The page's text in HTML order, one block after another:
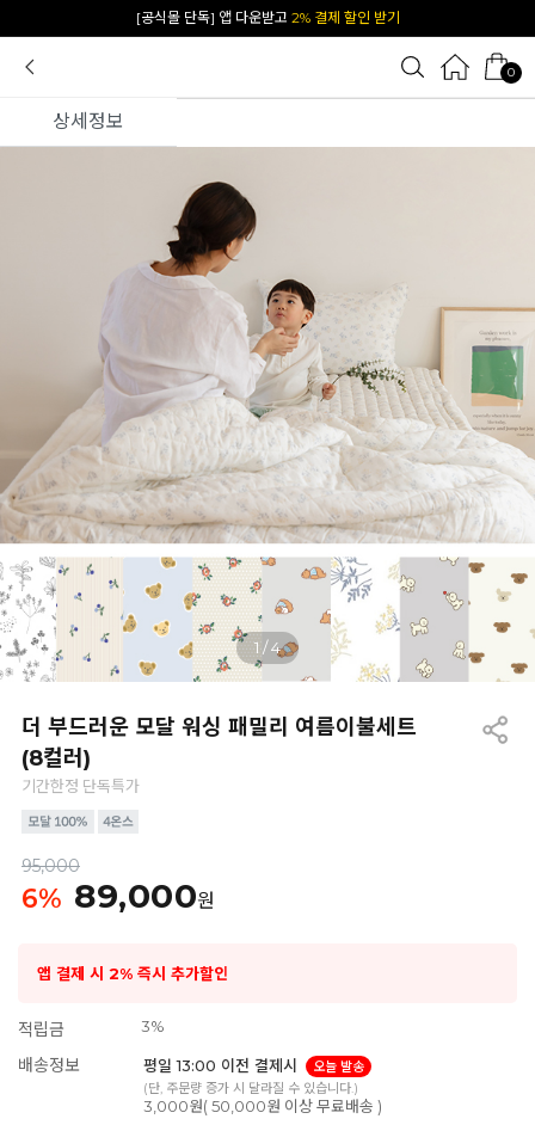
카카오 플친 추가하면1천원 즉시 할인 쿠폰
0
상세정보
1 /4
더 부드러운 모달 워싱 패밀리 여름이불세트
(8컬러)
기간한정 단독특가
95,000
6% 89,000원
앱 결제 시 2% 즉시 추가할인
적립금 3%
배송정보 평일 13:00 이전 결제시
오늘 발송
(단, 주문량 증가 시 달라질 수 있습니다.)
3,000원( 50,000원 이상 무료배송 )